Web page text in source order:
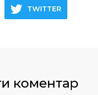
TWITTER
коментар